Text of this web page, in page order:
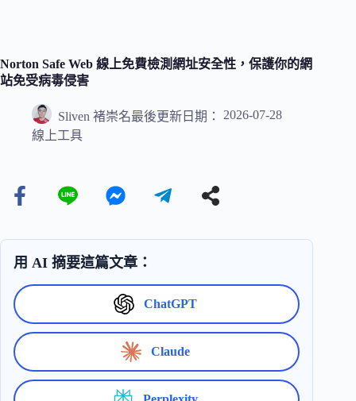
Norton Safe Web 線上免費檢測網址安全性，保護你的網
站免受病毒侵害
Sliven 褚崇名最後更新日期：
2026-07-28
線上工具
用 AI 摘要這篇文章：
ChatGPT
Claude